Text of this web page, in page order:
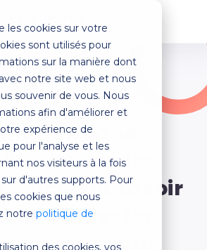
les cookies sur votre
sont utilisés pour
sur la manière dont
notre site web et nous
souvenir de vous. Nous
afin d'améliorer et
expérience de
pour l'analyse et les
nos visiteurs à la fois
d'autres supports. Pour
cookies que nous
notre politique de
des cookies, vos
derniers articles
en ligne
: ce que les
doivent savoir
de passer un
sur Nexam